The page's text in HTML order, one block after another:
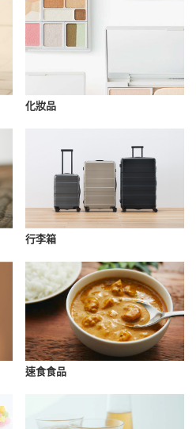
化妝品
行李箱
速食食品